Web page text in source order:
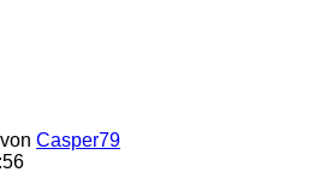
von Casper79